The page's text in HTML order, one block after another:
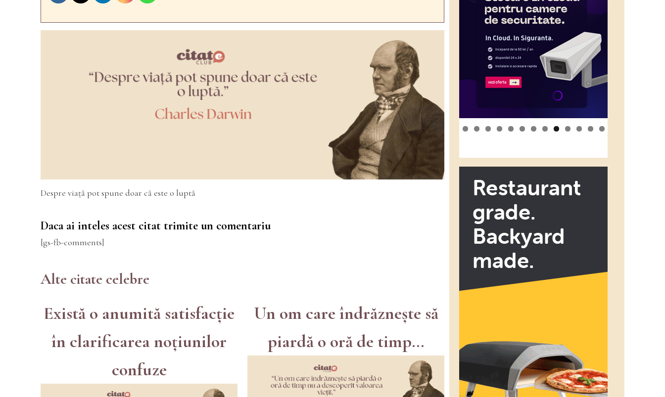
Despre viață pot spune doar că este o luptă
Daca ai inteles acest citat trimite un comentariu
[gs-fb-comments]
Alte citate celebre
Există o anumită satisfacție
în clarificarea noțiunilor
confuze
Un om care îndrăznește să
piardă o oră de timp...